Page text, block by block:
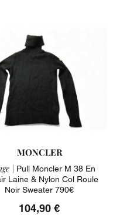
MONCLER
| Pull Moncler M 38 En
Laine & Nylon Col Roule
Noir Sweater 790€
104,90 €